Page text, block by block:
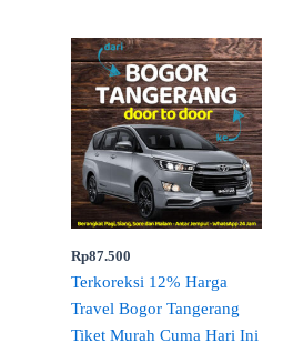
Rp87.500
Terkoreksi 12% Harga
Travel Bogor Tangerang
Tiket Murah Cuma Hari Ini